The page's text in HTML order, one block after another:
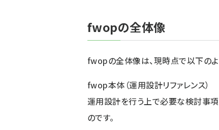
fwopの全体像
fwopの全体像は、現時点で以下のよ
fwop本体（運用設計リファレンス）
運用設計を行う上で必要な検討事項
のです。